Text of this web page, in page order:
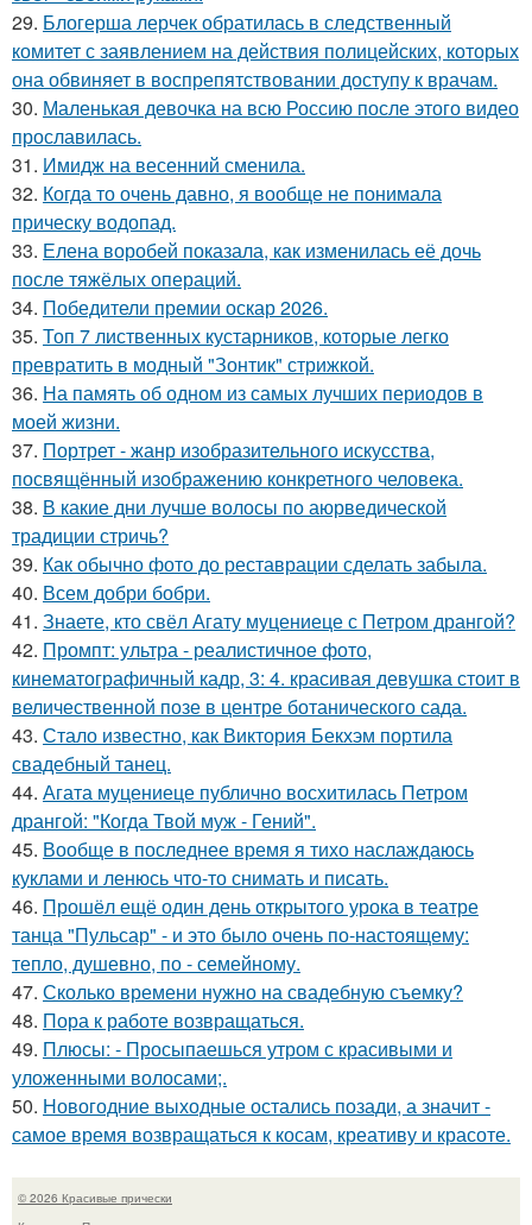
29. Блогерша лерчек обратилась в следственный
комитет с заявлением на действия полицейских, которых
она обвиняет в воспрепятствовании доступу к врачам.
30. Маленькая девочка на всю Россию после этого видео
прославилась.
31. Имидж на весенний сменила.
32. Когда то очень давно, я вообще не понимала
прическу водопад.
33. Елена воробей показала, как изменилась её дочь
после тяжёлых операций.
34. Победители премии оскар 2026.
35. Топ 7 лиственных кустарников, которые легко
превратить в модный "Зонтик" стрижкой.
36. На память об одном из самых лучших периодов в
моей жизни.
37. Портрет - жанр изобразительного искусства,
посвящённый изображению конкретного человека.
38. В какие дни лучше волосы по аюрведической
традиции стричь?
39. Как обычно фото до реставрации сделать забыла.
40. Всем добри бобри.
41. Знаете, кто свёл Агату муцениеце с Петром дрангой?
42. Промпт: ультра - реалистичное фото,
кинематографичный кадр, 3: 4. красивая девушка стоит в
величественной позе в центре ботанического сада.
43. Стало известно, как Виктория Бекхэм портила
свадебный танец.
44. Агата муцениеце публично восхитилась Петром
дрангой: "Когда Твой муж - Гений".
45. Вообще в последнее время я тихо наслаждаюсь
куклами и ленюсь что-то снимать и писать.
46. Прошёл ещё один день открытого урока в театре
танца "Пульсар" - и это было очень по-настоящему:
тепло, душевно, по - семейному.
47. Сколько времени нужно на свадебную съемку?
48. Пора к работе возвращаться.
49. Плюсы: - Просыпаешься утром с красивыми и
уложенными волосами;.
50. Новогодние выходные остались позади, а значит -
самое время возвращаться к косам, креативу и красоте.
© 2026 Красивые прически